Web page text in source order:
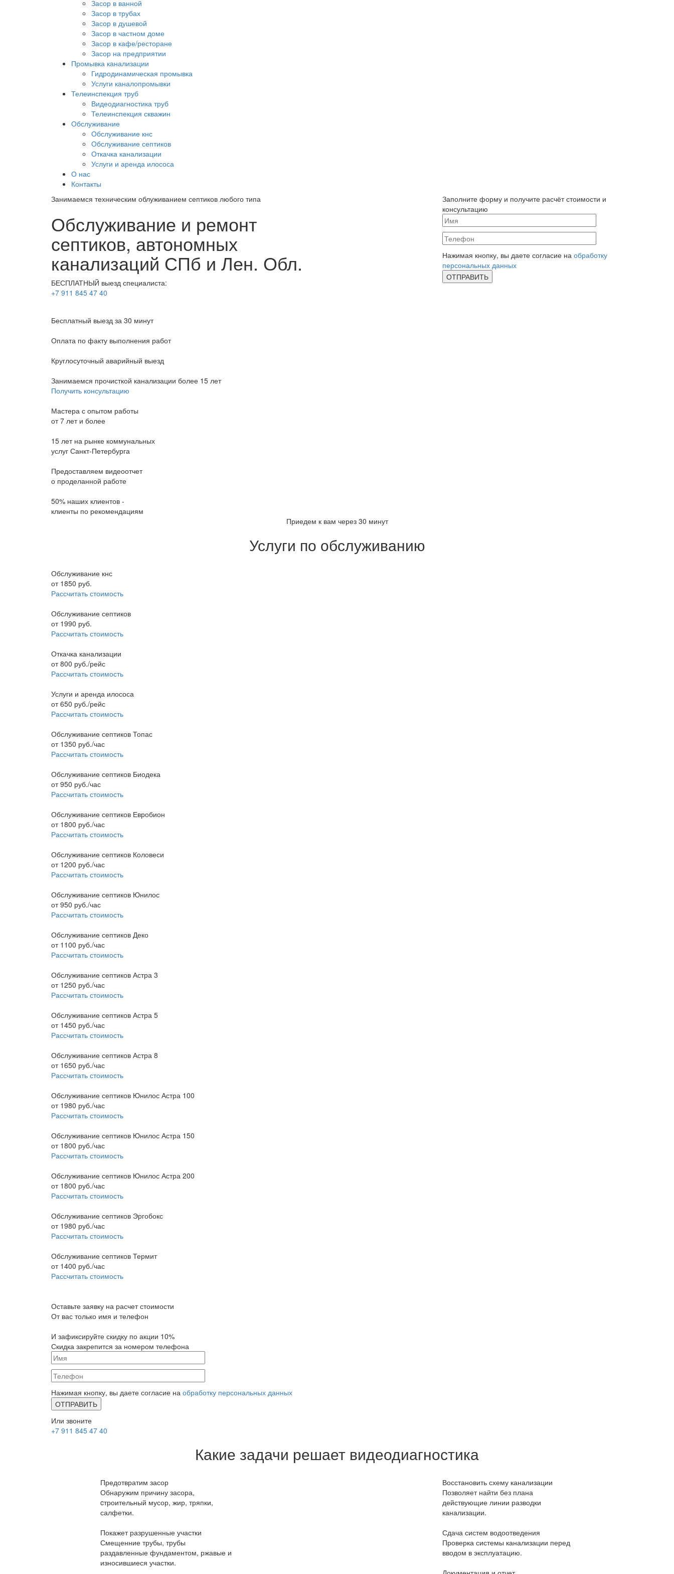
Засор в ванной
Засор в трубах
Засор в душевой
Засор в частном доме
Засор в кафе/ресторане
Засор на предприятии
Промывка канализации
Гидродинамическая промывка
Услуги каналопромывки
Телеинспекция труб
Видеодиагностика труб
Телеинспекция скважин
Обслуживание
Обслуживание кнс
Обслуживание септиков
Откачка канализации
Услуги и аренда илососа
О нас
Контакты
Занимаемся техническим облуживанием септиков любого типа
Обслуживание и ремонт
септиков, автономных
канализаций СПб и Лен. Обл.
БЕСПЛАТНЫЙ выезд специалиста:
+7 911 845 47 40
Бесплатный выезд за 30 минут
Оплата по факту выполнения работ
Круглосуточный аварийный выезд
Занимаемся прочисткой канализации более 15 лет
Получить консультацию
Заполните форму и получите расчёт стоимости и
консультацию
Нажимая кнопку, вы даете согласие на обработку
персональных данных
Мастера с опытом работы
от 7 лет и более
15 лет на рынке коммунальных
услуг Санкт-Петербурга
Предоставляем видеоотчет
о проделанной работе
50% наших клиентов -
клиенты по рекомендациям
Приедем к вам через 30 минут
Услуги по обслуживанию
Обслуживание кнс
от 1850 руб.
Рассчитать стоимость
Обслуживание септиков
от 1990 руб.
Рассчитать стоимость
Откачка канализации
от800 руб./рейс
Рассчитать стоимость
Услуги и аренда илососа
от650 руб./рейс
Рассчитать стоимость
Обслуживание септиков Топас
от 1350 руб./час
Рассчитать стоимость
Обслуживание септиков Биодека
от950 руб./час
Рассчитать стоимость
Обслуживание септиков Евробион
от 1800 руб./час
Рассчитать стоимость
Обслуживание септиков Коловеси
от 1200 руб./час
Рассчитать стоимость
Обслуживание септиков Юнилос
от950 руб./час
Рассчитать стоимость
Обслуживание септиков Деко
от 1100 руб./час
Рассчитать стоимость
Обслуживание септиков Астра 3
от 1250 руб./час
Рассчитать стоимость
Обслуживание септиков Астра 5
от 1450 руб./час
Рассчитать стоимость
Обслуживание септиков Астра 8
от 1650 руб./час
Рассчитать стоимость
Обслуживание септиков Юнилос Астра 100
от 1980 руб./час
Рассчитать стоимость
Обслуживание септиков Юнилос Астра 150
от 1800 руб./час
Рассчитать стоимость
Обслуживание септиков Юнилос Астра 200
от 1800 руб./час
Рассчитать стоимость
Обслуживание септиков Эргобокс
от 1980 руб./час
Рассчитать стоимость
Обслуживание септиков Термит
от 1400 руб./час
Рассчитать стоимость
Оставьте заявку на расчет стоимости
От вас только имя и телефон
И зафиксируйте скидку по акции 10%
Скидка закрепится за номером телефона
Нажимая кнопку, вы даете согласие на обработку персональных данных
Или звоните
+7 911 845 47 40
Какие задачи решает видеодиагностика
Предотвратим засор
Обнаружим причину засора,
cтроительный мусор, жир, тряпки,
салфетки.
Покажет разрушенные участки
Смещенние трубы, трубы
раздавленные фундаментом, ржавые и
износившиеся участки.
Восстановить схему канализации
Позволяет найти без плана
действующие линии разводки
канализации.
Сдача систем водоотведения
Проверка системы канализации перед
вводом в эксплуатацию.